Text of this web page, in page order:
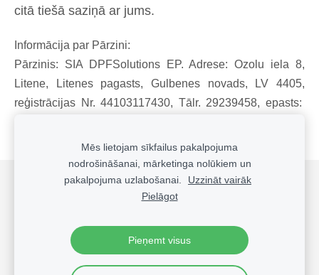
citā tiešā saziņā ar jums.
Informācija par Pārzini:
Pārzinis: SIA DPFSolutions EP. Adrese: Ozolu iela 8,
Litene, Litenes pagasts, Gulbenes novads, LV 4405,
reģistrācijas Nr.44103117430, Tālr. 29239458, epasts:
Sīkdatnes
2018-2024 DPFSolutions EP.All Rights Reserved.
Mēs lietojam sīkfailus pakalpojuma
nodrošināšanai, mārketinga nolūkiem un
pakalpojuma uzlabošanai.
Uzzināt vairāk
Pielāgot
Pieņemt visus